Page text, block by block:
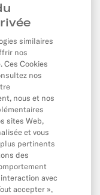
Permanents
similaires
nos
Ces Cookies
nos
nous et nos
sites Web,
et vous
pertinents
des
avec
accepter »,